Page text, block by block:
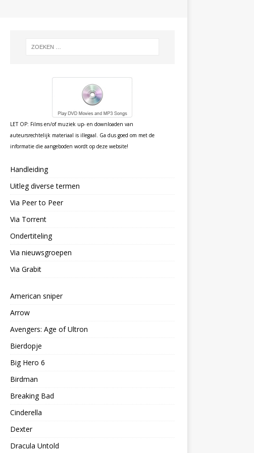
LET OP: Films en/of muziek up- en downloaden van
auteursrechtelijk materiaal is illegaal. Ga dus goed om met de
informatie die aangeboden wordt op deze website!
Handleiding
Uitleg diverse termen
Via Peer to Peer
Via Torrent
Ondertiteling
Via nieuwsgroepen
Via Grabit
American sniper
Arrow
Avengers: Age of Ultron
Bierdopje
Big Hero 6
Birdman
Breaking Bad
Cinderella
Dexter
Dracula Untold